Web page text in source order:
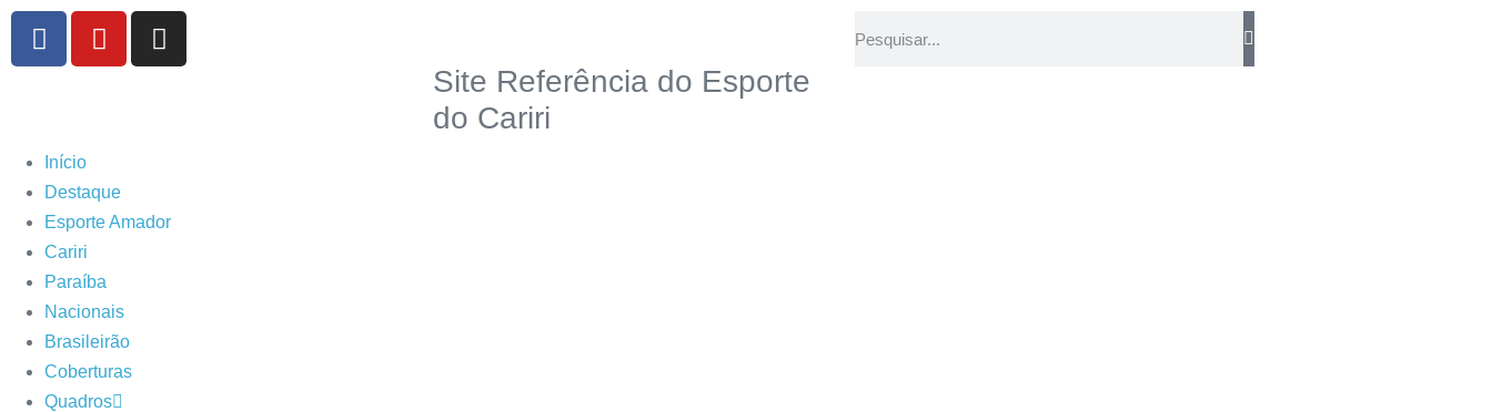
Site Referência do Esporte
do Cariri
Início
Destaque
Esporte Amador
Cariri
Paraíba
Nacionais
Brasileirão
Coberturas
Quadros